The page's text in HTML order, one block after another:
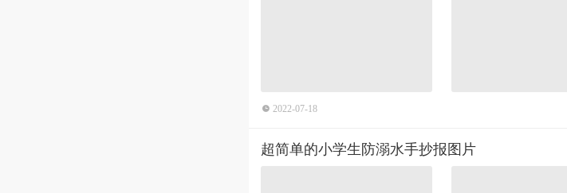
2022-07-18
超简单的小学生防溺水手抄报图片